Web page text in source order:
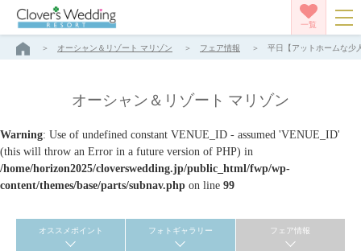
一覧
オーシャン＆リゾート マリゾン フェア情報 平日【アットホームな少
オーシャン＆リゾート マリゾン
Warning: Use of undefined constant VENUE_ID - assumed 'VENUE_ID'
(this will throw an Error in a future version of PHP) in
/home/horizon2025/cloverswedding.jp/public_html/fwp/wp-
content/themes/base/parts/subnav.php on line 99
オススメポイント フォトギャラリー フェア情報